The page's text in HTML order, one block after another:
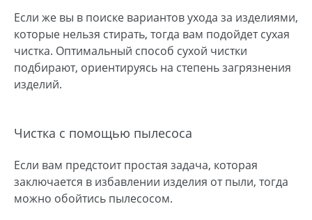
Если же вы в поиске вариантов ухода за изделиями,
которые нельзя стирать, тогда вам подойдет сухая
чистка. Оптимальный способ сухой чистки
подбирают, ориентируясь на степень загрязнения
изделий.
Чистка с помощью пылесоса
Если вам предстоит простая задача, которая
заключается в избавлении изделия от пыли, тогда
можно обойтись пылесосом.